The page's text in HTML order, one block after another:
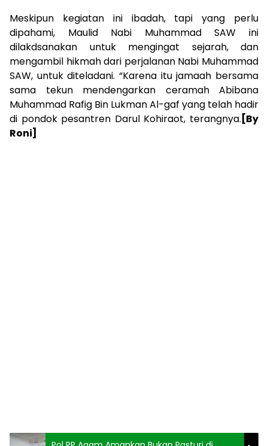
Meskipun kegiatan ini ibadah, tapi yang perlu
dipahami, Maulid Nabi Muhammad SAW ini
dilakdsanakan untuk mengingat sejarah, dan
mengambil hikmah dari perjalanan Nabi Muhammad
SAW, untuk diteladani. “Karena itu jamaah bersama
sama tekun mendengarkan ceramah Abibana
Muhammad Rafig Bin Lukman Al-gaf yang telah hadir
di pondok pesantren Darul Kohiraot, terangnya. [By
Roni]